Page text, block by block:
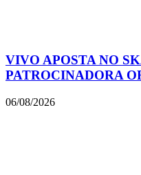
VIVO APOSTA NO
PATROCINADORA
06/08/2026